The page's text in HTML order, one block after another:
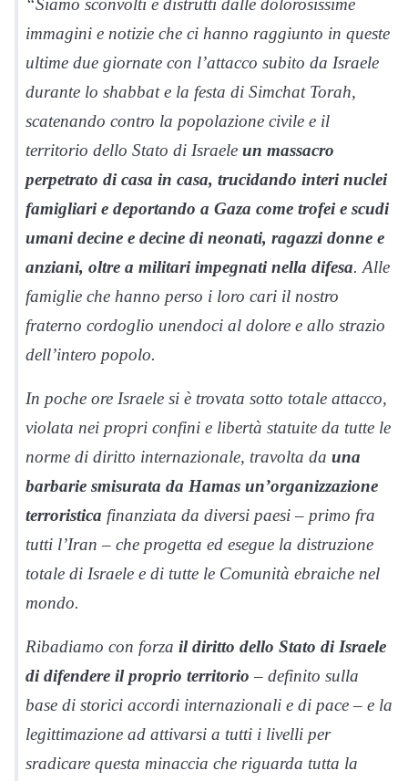
immagini e notizie che ci hanno raggiunto in queste
ultime due giornate con l’attacco subito da Israele
durante lo shabbat e la festa di Simchat Torah,
scatenando contro la popolazione civile e il
territorio dello Stato di Israele un massacro
perpetrato di casa in casa, trucidando interi nuclei
famigliari e deportando a Gaza come trofei e scudi
umani decine e decine di neonati, ragazzi donne e
anziani, oltre a militari impegnati nella difesa. Alle
famiglie che hanno perso i loro cari il nostro
fraterno cordoglio unendoci al dolore e allo strazio
dell’intero popolo.
In poche ore Israele si è trovata sotto totale attacco,
violata nei propri confini e libertà statuite da tutte le
norme di diritto internazionale, travolta da una
barbarie smisurata da Hamas un’organizzazione
terroristica finanziata da diversi paesi – primo fra
tutti l’Iran – che progetta ed esegue la distruzione
totale di Israele e di tutte le Comunità ebraiche nel
mondo.
Ribadiamo con forza il diritto dello Stato di Israele
di difendere il proprio territorio – definito sulla
base di storici accordi internazionali e di pace – e la
legittimazione ad attivarsi a tutti i livelli per
sradicare questa minaccia che riguarda tutta la